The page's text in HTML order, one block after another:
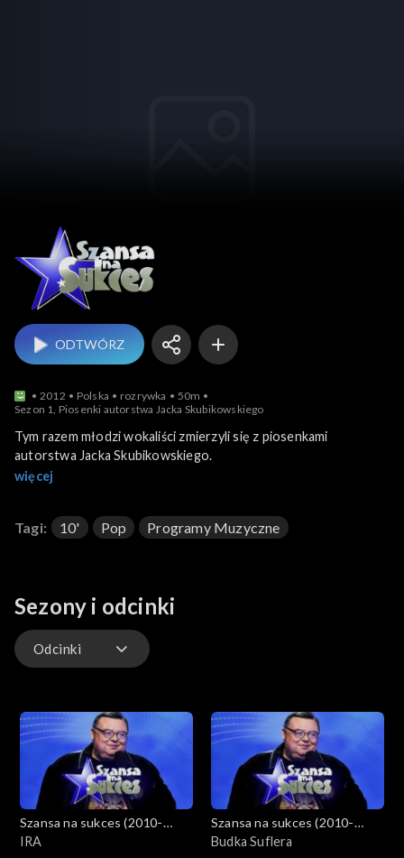
ODTWÓRZ
2012 Polska rozrywka
50m
Sezon 1, Piosenki autorstwa Jacka Skubikowskiego
Tym razem młodzi wokaliści zmierzyli się z piosenkami
autorstwa Jacka Skubikowskiego.
więcej
Tagi: 10' Pop Programy Muzyczne
Sezony i odcinki
Odcinki
Szansa na sukces (2010-
2012)
IRA
Szansa na sukces (2010-
2012)
Budka Suflera